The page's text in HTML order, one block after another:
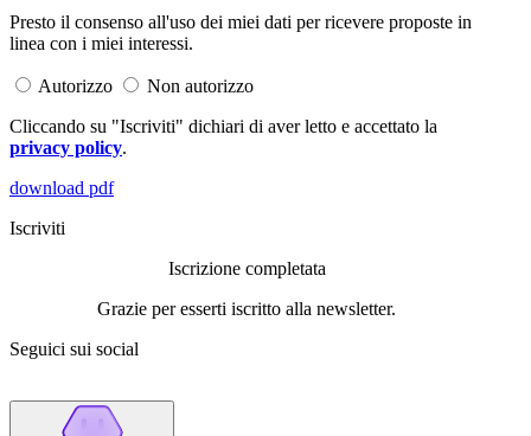
Presto il consenso all'uso dei miei dati per ricevere proposte in
linea con i miei interessi.
Autorizzo
Non autorizzo
Cliccando su "Iscriviti" dichiari di aver letto e accettato la
privacy policy.
download pdf
Iscriviti
Iscrizione completata
Grazie per esserti iscritto alla newsletter.
Seguici sui social